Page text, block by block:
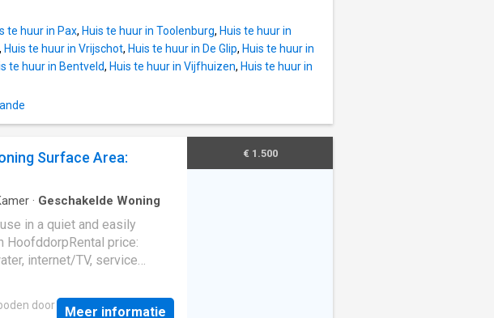
te huur in Pax, Huis te huur in Toolenburg, Huis te huur in
, Huis te huur in Vrijschot, Huis te huur in De Glip, Huis te huur in
te huur in Bentveld, Huis te huur in Vijfhuizen, Huis te huur in
Surface Area:
· Geschakelde Woning
in a quiet and easily
HoofddorpRental price:
internet/TV, service
Minimum 24 months
more information see
door
Meer informatie
€ 1.500